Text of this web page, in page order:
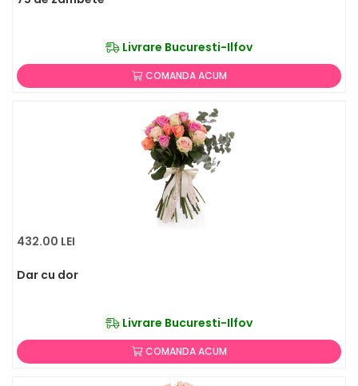
Livrare Bucuresti-Ilfov
COMANDA ACUM
432.00 LEI
Dar cu dor
Livrare Bucuresti-Ilfov
COMANDA ACUM